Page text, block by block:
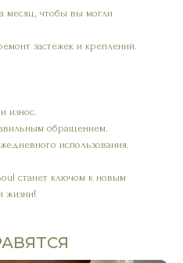
месяц, чтобы вы могли
застежек и креплений.
износ.
обращением.
использования.
станет ключом к новым
жизни!